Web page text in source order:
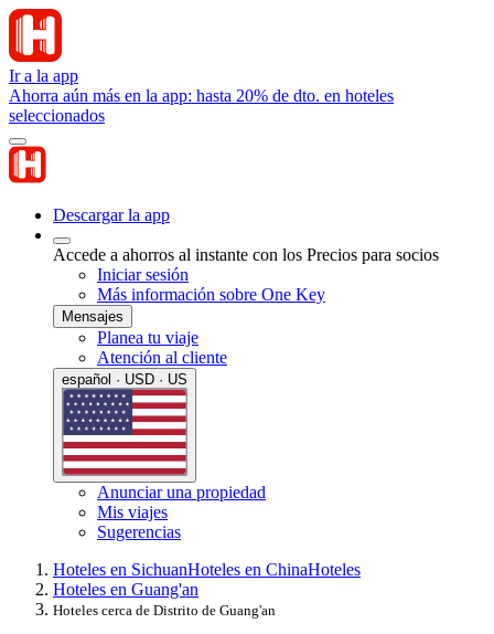
Ir a la app
Ahorra aún más en la app: hasta 20% de dto. en hoteles
seleccionados
Descargar la app
Accede a ahorros al instante con los Precios para socios
Iniciar sesión
Más información sobre One Key
Mensajes
Planea tu viaje
Atención al cliente
español · USD · US
Anunciar una propiedad
Mis viajes
Sugerencias
Hoteles en SichuanHoteles en ChinaHoteles
Hoteles en Guang'an
Hoteles cerca de Distrito de Guang'an